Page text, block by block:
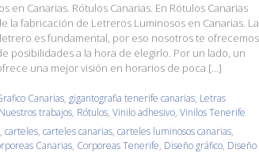
en Canarias. Rótulos Canarias. En Rótulos Canarias
la fabricación de Letreros Luminosos en Canarias. La
es fundamental, por eso nosotros te ofrecemos
posibilidades a la hora de elegirlo. Por un lado, un
una mejor visión en horarios de poca […]
Canarias, gigantografia tenerife canarias, Letras
Nuestros trabajos, Rótulos, Vinilo adhesivo, Vinilos Tenerife
, carteles, carteles canarias, carteles luminosos canarias,
Canarias, Corporeas Tenerife, Diseño gráfico, Diseño